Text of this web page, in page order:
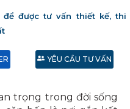
được tư vấn thiết kế, thi
YÊU CẦU TƯ VẤN
trọng trong đời sống